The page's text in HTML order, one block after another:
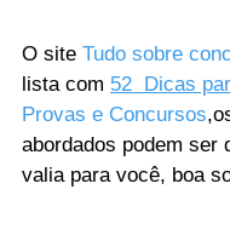
O site Tudo sobre
lista com 52  Dicas
Provas e Concursos
abordados podem ser
valia para você, boa